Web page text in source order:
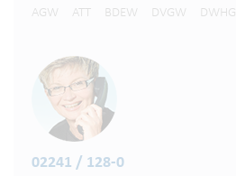
AGW ATT BDEW DVGW DWHG
02241 / 128-0